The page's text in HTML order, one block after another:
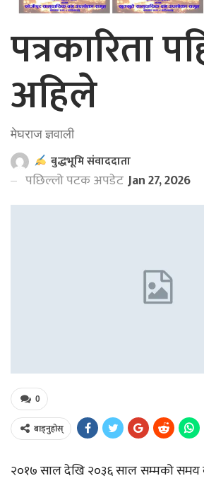
पत्रकारिता
अहिले
मेघराज ज्ञवाली
बुद्धभूमि संवाददाता
पछिल्लो पटक अपडेट Jan 27, 2026
0
बाड्नुहोस्
२०१७ साल देखि २०३६ साल सम्मको समय